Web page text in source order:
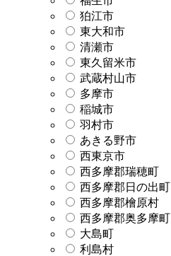
狛江市
東大和市
清瀬市
東久留米市
武蔵村山市
多摩市
稲城市
羽村市
あきる野市
西東京市
西多摩郡瑞穂町
西多摩郡日の出町
西多摩郡檜原村
西多摩郡奥多摩町
大島町
利島村